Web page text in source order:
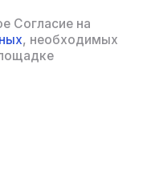
Согласие на
, необходимых